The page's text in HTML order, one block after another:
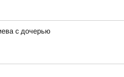
с дочерью